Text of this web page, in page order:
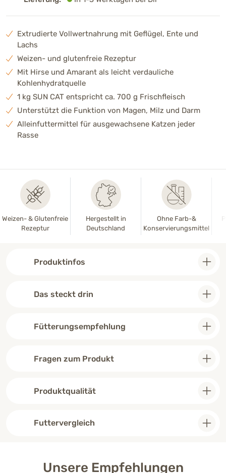
Extrudierte Vollwertnahrung mit Geflügel, Ente und
Lachs
Weizen- und glutenfreie Rezeptur
Mit Hirse und Amarant als leicht verdauliche
Kohlenhydratquelle
1 kg SUN CAT entspricht ca. 700 g Frischfleisch
Unterstützt die Funktion von Magen, Milz und Darm
Alleinfuttermittel für ausgewachsene Katzen jeder
Rasse
Weizen- & Glutenfreie
Rezeptur
Hergestellt in
Deutschland
Ohne Farb-&
Konservierungsmittel
Produktinfos
Das steckt drin
Fütterungsempfehlung
Fragen zum Produkt
Produktqualität
Futtervergleich
Unsere Empfehlungen